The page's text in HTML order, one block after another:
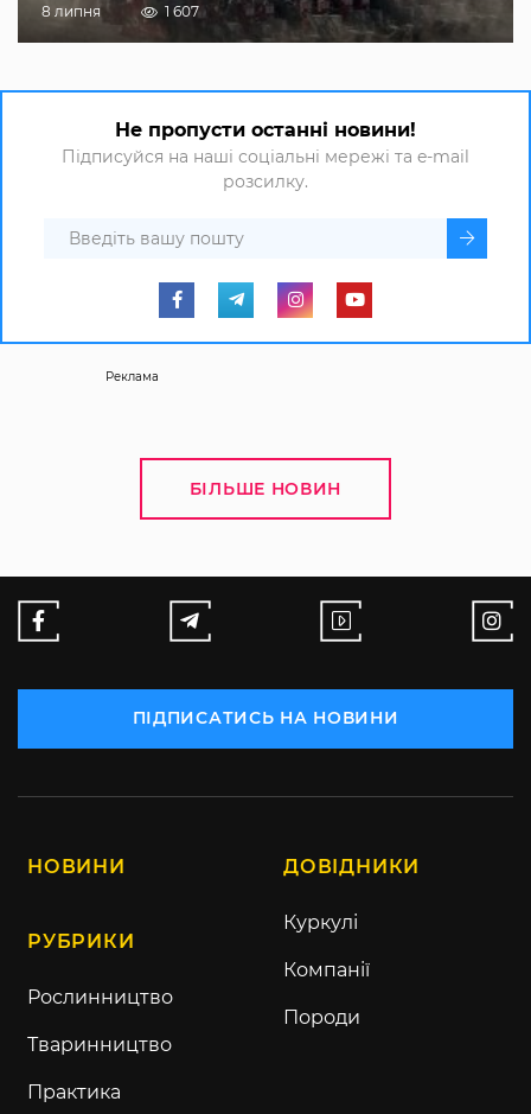
8 липня 1 607
Не пропусти останні новини!
Підписуйся на наші соціальні мережі та e-mail
розсилку.
Реклама
БІЛЬШЕ НОВИН
ПІДПИСАТИСЬ НА НОВИНИ
НОВИНИ
РУБРИКИ
Рослинництво
Тваринництво
Практика
ДОВІДНИКИ
Куркулі
Компанії
Породи